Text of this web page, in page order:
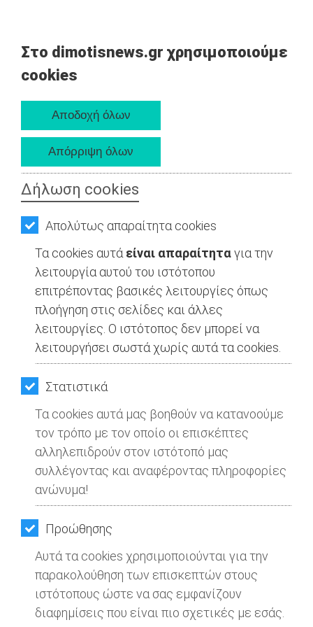
Στο dimotisnews.gr χρησιμοποιούμε
cookies
Δήλωση cookies
Απολύτως απαραίτητα cookies
Τα cookies αυτά είναι απαραίτηταγια την
λειτουργία αυτού του ιστότοπου
επιτρέποντας βασικές λειτουργίες όπως
πλοήγηση στις σελίδες και άλλες
λειτουργίες. Ο ιστότοπος δεν μπορεί να
λειτουργήσει σωστά χωρίς αυτά τα cookies.
Στατιστικά
Τα cookies αυτά μας βοηθούν να κατανοούμε
τον τρόπο με τον οποίο οι επισκέπτες
αλληλεπιδρούν στον ιστότοπό μας
συλλέγοντας και αναφέροντας πληροφορίες
ανώνυμα!
Προώθησης
Αυτά τα cookies χρησιμοποιούνται για την
παρακολούθηση των επισκεπτών στους
ιστότοπους ώστε να σας εμφανίζουν
διαφημίσεις που είναι πιο σχετικές με εσάς.